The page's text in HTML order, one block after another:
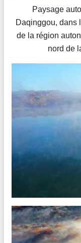
Paysage
Daqinggou, dans
de la région
nord de